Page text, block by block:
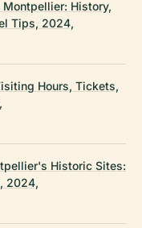
History,
Tips, 2024,
Hours, Tickets,
Historic Sites:
2024,